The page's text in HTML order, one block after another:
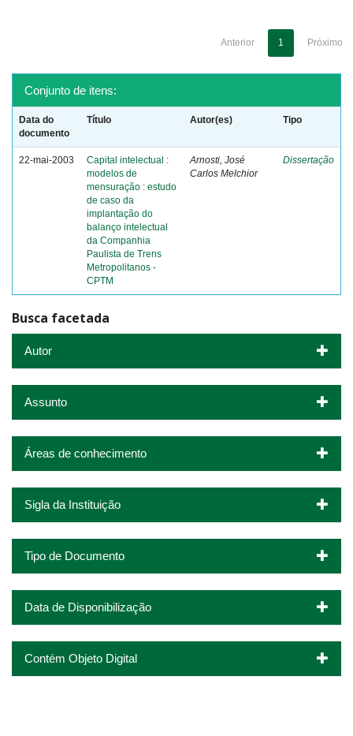
Anterior 1 Próximo
Conjunto de itens:
Data do
documento
Título Autor(es) Tipo
22-mai-2003
Capital intelectual :
modelos de
mensuração : estudo
de caso da
implantação do
balanço intelectual
da Companhia
Paulista de Trens
Metropolitanos -
CPTM
Arnosti, José
Carlos Melchior
Dissertação
Busca facetada
Autor
Assunto
Áreas de conhecimento
Sigla da Instituição
Tipo de Documento
Data de Disponibilização
Contém Objeto Digital